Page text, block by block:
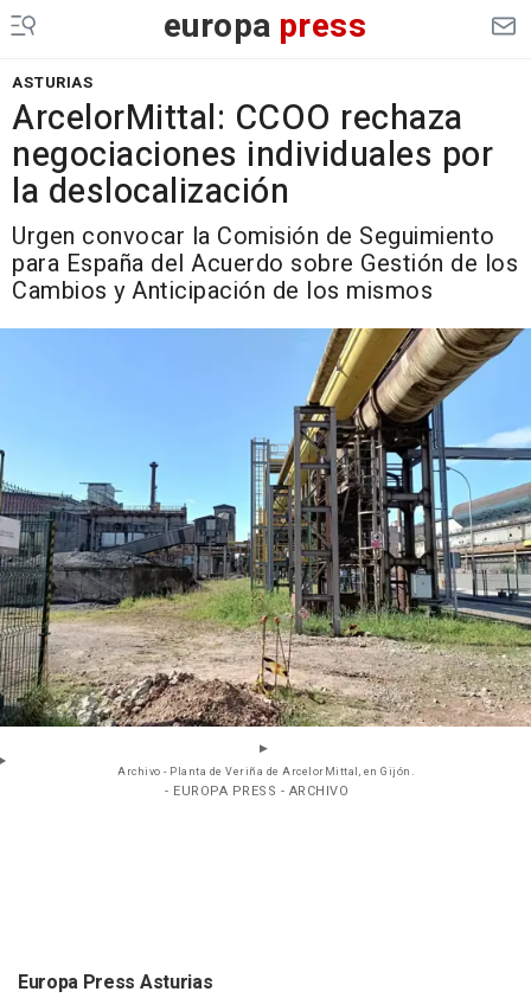
europa press
ASTURIAS
ArcelorMittal: CCOO rechaza
negociaciones individuales por
la deslocalización
Urgen convocar la Comisión de Seguimiento
para España del Acuerdo sobre Gestión de los
Cambios y Anticipación de los mismos
Archivo - Planta de Veriña de ArcelorMittal, en Gijón.
- EUROPA PRESS - ARCHIVO
Europa Press Asturias